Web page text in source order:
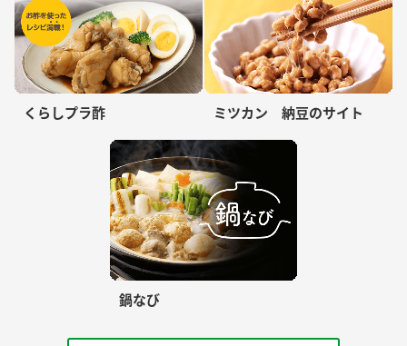
くらしプラ酢 ミツカン 納豆のサイト
鍋なび